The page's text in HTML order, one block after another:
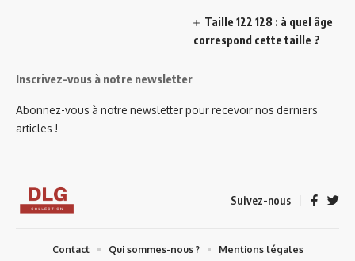
Taille 122 128 : à quel âge
correspond cette taille ?
Inscrivez-vous à notre newsletter
Abonnez-vous à notre newsletter pour recevoir nos derniers
articles !
Suivez-nous
Contact Qui sommes-nous ? Mentions légales